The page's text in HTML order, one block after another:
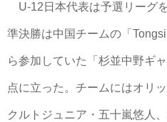
U-12日本代表は予選リーグ
準決勝は中国チームの「
ら参加していた「杉並中野ギ
点に立った。チームにはオリ
クルトジュニア・五十嵐悠人